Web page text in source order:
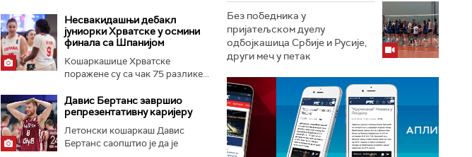
Несвакидашњи дебакл
јуниорки Хрватске у осмини
финала са Шпанијом
Кошаркашице Хрватске
поражене су са чак 75 разлике...
Давис Бертанс завршио
репрезентативну каријеру
Летонски кошаркаш Давис
Бертанс саопштио је да је
Без победника у
пријатељском дуелу
одбојкашица Србије и Русије,
други меч у петак